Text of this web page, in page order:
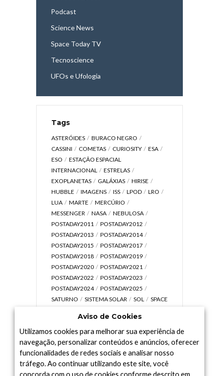
Podcast
Science News
Space Today TV
Tecnoscience
UFOs e Ufologia
Tags
ASTERÓIDES
BURACO NEGRO
CASSINI
COMETAS CURIOSITY
ESA
ESO
ESTAÇÃO ESPACIAL
INTERNACIONAL
ESTRELAS
EXOPLANETAS
GALÁXIAS
HIRISE
HUBBLE
IMAGENS ISS LPOD
LRO
LUA
MARTE
MERCÚRIO
MESSENGER
NASA
NEBULOSA
POSTADAY2011
POSTADAY2012
POSTADAY2013
POSTADAY2014
POSTADAY2015
POSTADAY2017
POSTADAY2018
POSTADAY2019
POSTADAY2020
POSTADAY2021
POSTADAY2022
POSTADAY2023
POSTADAY2024
POSTADAY2025
SATURNO
SISTEMA SOLAR SOL
SPACE
UNIVERSO
VÍDEO
Arquivo
Aviso de Cookies
Utilizamos cookies para melhorar sua experiência de
navegação, personalizar conteúdos e anúncios, oferecer
funcionalidades de redes sociais e analisar nosso
tráfego. Ao continuar utilizando este site, você
concorda com o uso de cookies conforme descrito em